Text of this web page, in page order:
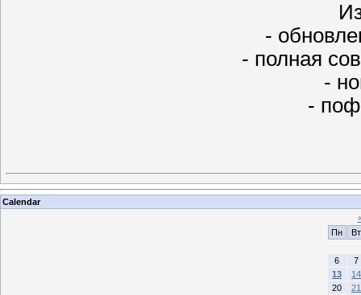
-
- полная
-
-
Calendar
Пн
Вт
6
7
13
14
20
21